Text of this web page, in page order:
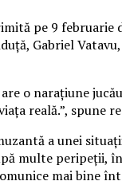
pe 9 februarie
Gabriel
o narațiune
reală.”, spune
a unei
multe peripeții,
mai bine